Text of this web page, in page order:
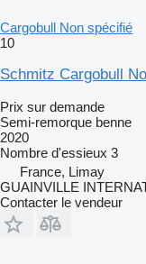
Cargobull Non spécifié
10
Schmitz Cargobull
Prix sur demande
Semi-remorque benne
2020
Nombre d'essieux 3
France, Limay
GUAINVILLE
Contacter le vendeur